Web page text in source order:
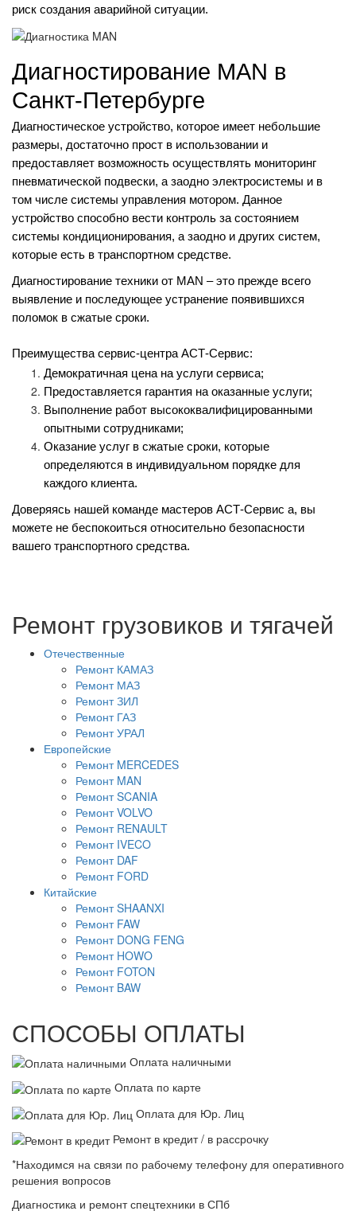
риск создания аварийной ситуации.
Диагностирование MAN в
Санкт-Петербурге
Диагностическое устройство, которое имеет небольшие
размеры, достаточно прост в использовании и
предоставляет возможность осуществлять мониторинг
пневматической подвески, а заодно электросистемы и в
том числе системы управления мотором. Данное
устройство способно вести контроль за состоянием
системы кондиционирования, а заодно и других систем,
которые есть в транспортном средстве.
Диагностирование техники от MAN – это прежде всего
выявление и последующее устранение появившихся
поломок в сжатые сроки.
Преимущества сервис-центра АСТ-Сервис:
Демократичная цена на услуги сервиса;
Предоставляется гарантия на оказанные услуги;
Выполнение работ высококвалифицированными
опытными сотрудниками;
Оказание услуг в сжатые сроки, которые
определяются в индивидуальном порядке для
каждого клиента.
Доверяясь нашей команде мастеров АСТ-Сервис а, вы
можете не беспокоиться относительно безопасности
вашего транспортного средства.
Ремонт грузовиков и тягачей
Отечественные
Ремонт КАМАЗ
Ремонт МАЗ
Ремонт ЗИЛ
Ремонт ГАЗ
Ремонт УРАЛ
Европейские
Ремонт MERCEDES
Ремонт MAN
Ремонт SCANIA
Ремонт VOLVO
Ремонт RENAULT
Ремонт IVECO
Ремонт DAF
Ремонт FORD
Китайские
Ремонт SHAANXI
Ремонт FAW
Ремонт DONG FENG
Ремонт HOWO
Ремонт FOTON
Ремонт BAW
СПОСОБЫ ОПЛАТЫ
Оплата наличными
Оплата по карте
Оплата для Юр. Лиц
Ремонт в кредит / в рассрочку
*Находимся на связи по рабочему телефону для оперативного
решения вопросов
Диагностика и ремонт спецтехники в СПб